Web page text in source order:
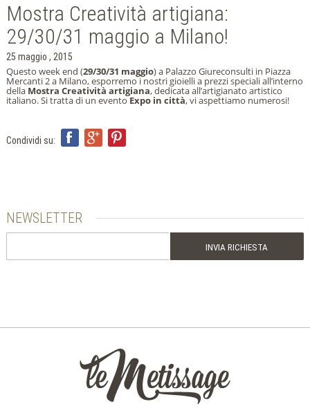
HOME
CHI SIAMO
NEWS
DICONO DI NOI
CONTATTI
NOTE LEGALI
COOKIE POLICY
ENG
Mostra Creatività artigiana:
29/30/31 maggio a Milano!
25 maggio , 2015
Questo week end (29/30/31 maggio) a Palazzo Giureconsulti in Piazza
Mercanti 2 a Milano, esporremo i nostri gioielli a prezzi speciali all’interno
dellaMostra Creatività artigiana, dedicata all’artigianato artistico
italiano. Si tratta di un eventoExpo in città, vi aspettiamo numerosi!
Condividi su:
NEWSLETTER